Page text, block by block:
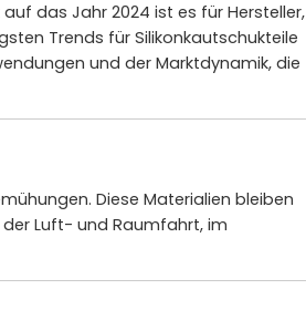
das Jahr 2024 ist es für Hersteller,
Trends für Silikonkautschukteile
und der Marktdynamik, die
Diese Materialien bleiben
Luft- und Raumfahrt, im